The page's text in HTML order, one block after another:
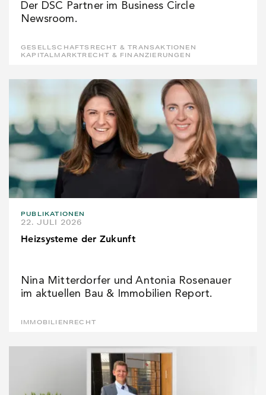
Der DSC Partner im Business Circle
Newsroom.
GESELLSCHAFTSRECHT & TRANSAKTIONEN
KAPITALMARKTRECHT & FINANZIERUNGEN
PUBLIKATIONEN
22. JULI 2026
Heizsysteme der Zukunft
Nina Mitterdorfer und Antonia Rosenauer
im aktuellen Bau & Immobilien Report.
IMMOBILIENRECHT